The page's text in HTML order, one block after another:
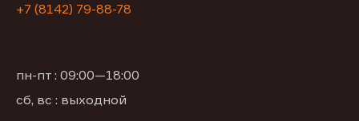
+7 (8142) 79-88-78
пн-пт : 09:00—18:00
сб, вс : выходной